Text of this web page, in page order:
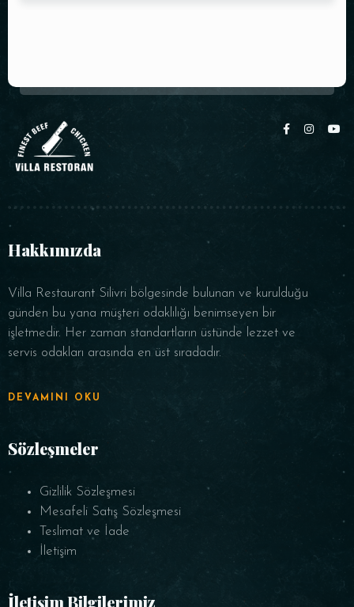
Hakkımızda
Villa Restaurant Silivri bölgesinde bulunan ve kurulduğu
günden bu yana müşteri odaklılığı benimseyen bir
işletmedir. Her zaman standartların üstünde lezzet ve
servis odakları arasında en üst sıradadır.
DEVAMINI OKU
Sözleşmeler
Gizlilik Sözleşmesi
Mesafeli Satış Sözleşmesi
Teslimat ve İade
İletişim
İletişim Bilgilerimiz